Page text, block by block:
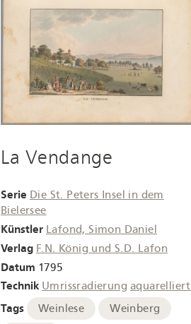
La Vendange
Serie Die St. Peters Insel in dem
Bielersee
Künstler Lafond, Simon Daniel
Verlag F.N. König und S.D. Lafon
Datum 1795
Technik Umrissradierung aquarelliert
Tags Weinlese
Weinberg